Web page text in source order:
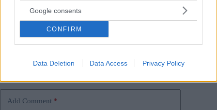
Google consents
CONFIRM
Data Deletion Data Access Privacy Policy
Your email address will not be published. *
Add Comment *